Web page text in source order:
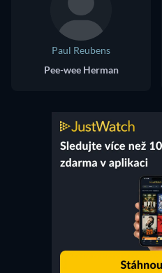
Paul Reubens
Pee-wee Herman